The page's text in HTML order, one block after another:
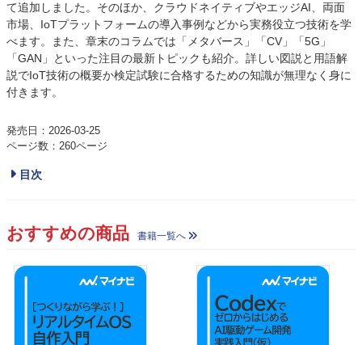
て追加しました。そのほか、クラウドネイティブやエッジAI、両面
市場、IoTプラットフォームの導入事例などから実務役立つ技術を学
べます。また、章末のコラムでは「メタバース」「CV」「5G」
「GAN」といった注目の最新トピックも紹介。詳しい図説と用語解
説でIoT技術の概要か検定試験に合格するための知識が無理なく身に
付きます。
発売日：2026-03-25
ページ数：260ページ
目次
おすすめの商品 書籍一覧へ